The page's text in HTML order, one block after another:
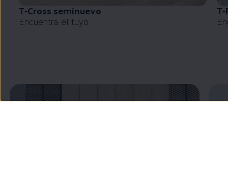
T‑Cross seminuevo
Encuentra el tuyo